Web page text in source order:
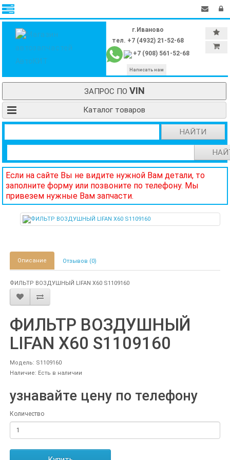
г.Иваново
тел. +7 (4932) 21-52-68
+7 (908) 561-52-68
Написать нам
ЗАПРОС ПО VIN
Каталог товаров
НАЙТИ
Если на сайте Вы не видите нужной Вам детали, то
заполните форму или позвоните по телефону. Мы
привезем нужные Вам запчасти.
Описание Отзывов (0)
ФИЛЬТР ВОЗДУШНЫЙ LIFAN X60 S1109160
ФИЛЬТР ВОЗДУШНЫЙ
LIFAN X60 S1109160
Модель: S1109160
Наличие: Есть в наличии
узнавайте цену по телефону
Количество